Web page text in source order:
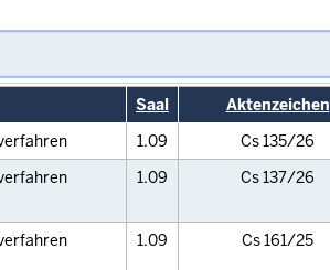
Saal Aktenzeichen
1.09
Cs 135/26
1.09 Cs 137/26
1.09 Cs 161/25